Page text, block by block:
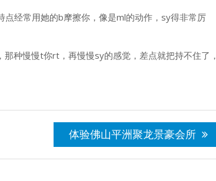
经常用她的b摩擦你，像是ml的动作，sy得非常厉
种慢慢t你rt，再慢慢sy的感觉，差点就把持不住了，
体验佛山平洲聚龙景豪会所